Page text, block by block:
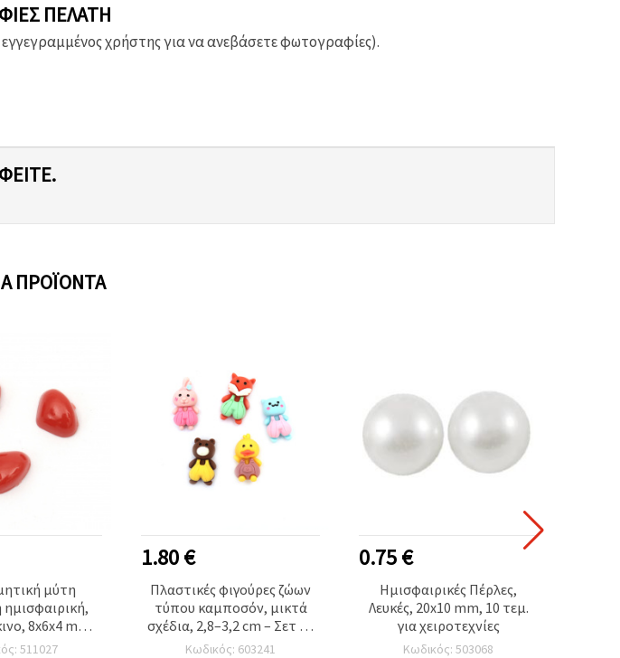
ΠΕΛΆΤΗ
χρήστης για να ανεβάσετε φωτογραφίες).
ΠΡΟΪΌΝΤΑ
μύτη
ημισφαιρική,
8x6x4 mm -
τεμ.
511027
1.80 €
Πλαστικές φιγούρες ζώων
τύπου καμποσόν, μικτά
σχέδια, 2,8–3,2 cm – Σετ 10
τεμ.
Κωδικός: 603241
0.75 €
Ημισφαιρικές Πέρλες,
Λευκές, 20x10 mm, 10 τεμ.
για χειροτεχνίες
Κωδικός: 503068